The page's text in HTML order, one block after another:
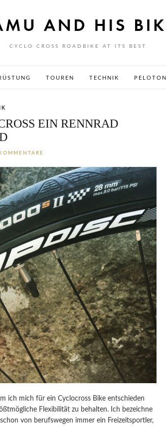
CYCLO CROSS ROADBIKE AT ITS BEST
TOUREN TECHNIK PELOTON
EIN RENNRAD
ich mich für ein Cyclocross Bike entschieden
Flexibilität zu behalten. Ich bezeichne
von berufswegen immer ein Freizeitsportler,